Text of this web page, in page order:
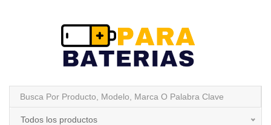
Todos los productos